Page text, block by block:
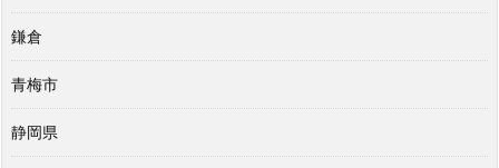
鎌倉
青梅市
静岡県